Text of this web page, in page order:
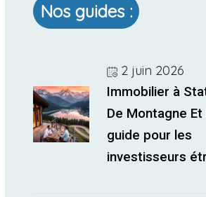
Nos guides :
2 juin 2026
Immobilier à
De Montagne Et
guide pour les
investisseurs